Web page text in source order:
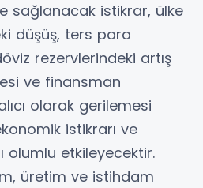
sağlanacak istikrar, ülke
düşüş, ters para
rezervlerindeki artış
ve finansman
olarak gerilemesi
istikrarı ve
olumlu etkileyecektir.
üretim ve istihdam